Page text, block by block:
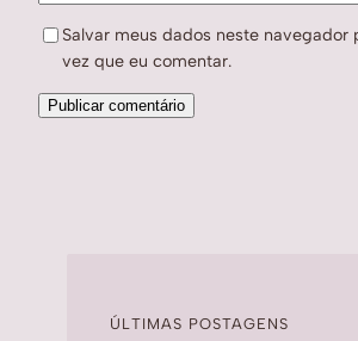
Salvar meus dados neste navegador
vez que eu comentar.
ÚLTIMAS POSTAGENS